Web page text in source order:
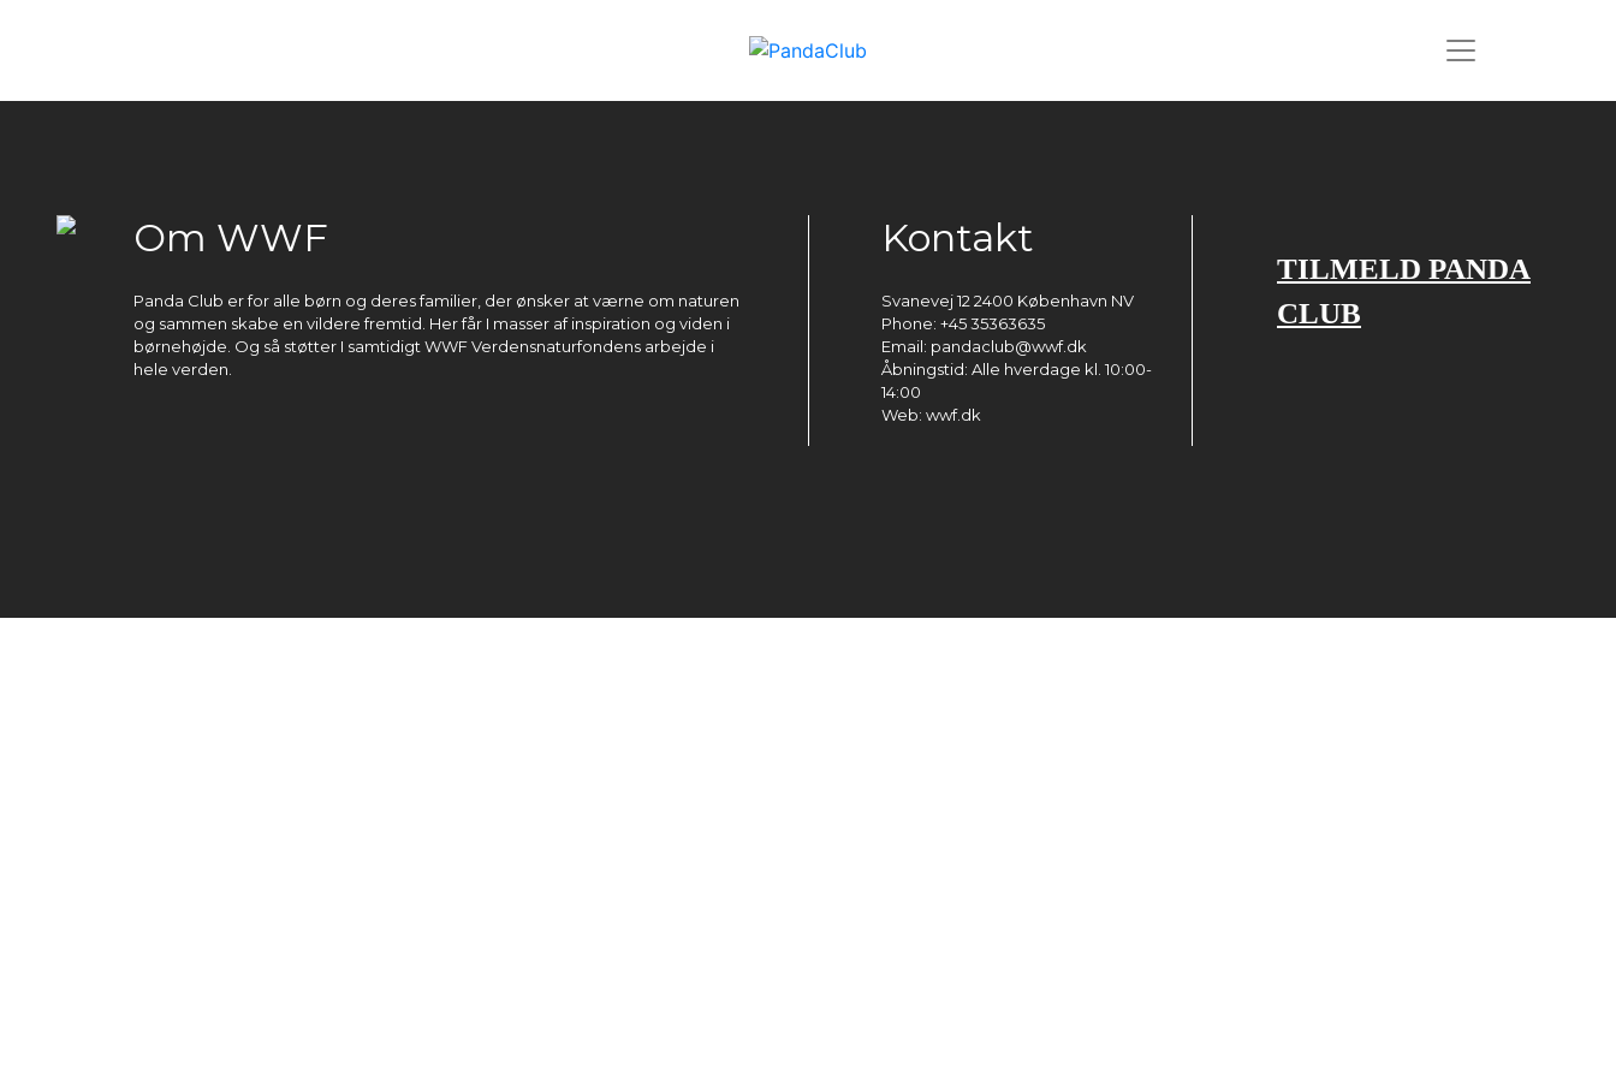
Om WWF
Panda Club er for alle børn og deres familier, der ønsker at værne om naturen
og sammen skabe en vildere fremtid. Her får I masser af inspiration og viden i
børnehøjde. Og så støtter I samtidigt WWF Verdensnaturfondens arbejde i
hele verden.
Kontakt
Svanevej 12 2400 København NV
Phone: +45 35363635
Email: pandaclub@wwf.dk
Åbningstid: Alle hverdage kl. 10:00-
14:00
Web: wwf.dk
TILMELD PANDA
CLUB